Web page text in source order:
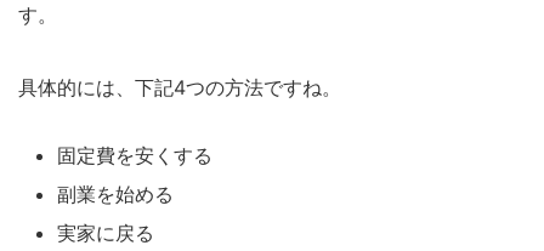
す。
具体的には、下記4つの方法ですね。
固定費を安くする
副業を始める
実家に戻る